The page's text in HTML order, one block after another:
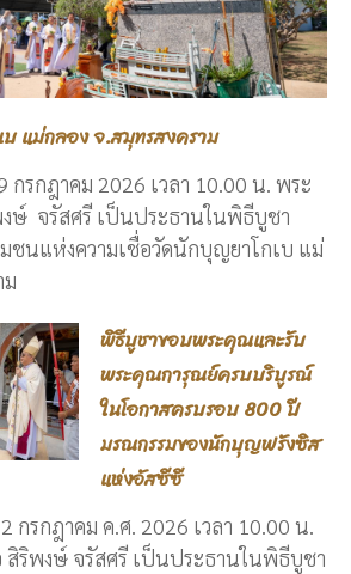
แม่กลอง จ.สมุทรสงคราม
กฎาคม 2026 เวลา 10.00 น. พระ
งษ์ จรัสศรี เป็นประธานในพิธีบูชา
นแห่งความเชื่อวัดนักบุญยาโกเบ แม่
ม
พิธีบูชาขอบพระคุณและรับ
พระคุณการุณย์ครบบริบูรณ์
ในโอกาสครบรอบ 800 ปี
มรณกรรมของนักบุญฟรังซิส
แห่งอัสซีซี
กฎาคม ค.ศ. 2026 เวลา 10.00 น.
สิริพงษ์ จรัสศรี เป็นประธานในพิธีบูชา